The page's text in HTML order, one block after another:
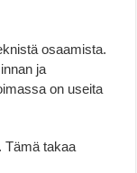
osaamista.
ja
on useita
Tämä takaa